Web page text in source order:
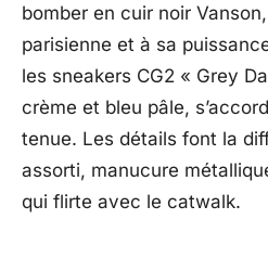
bomber en cuir noir
parisienne et à sa
les sneakers CG2 « Grey
crème et bleu pâle,
tenue. Les détails font la
assorti, manucure
qui flirte avec le catwalk.